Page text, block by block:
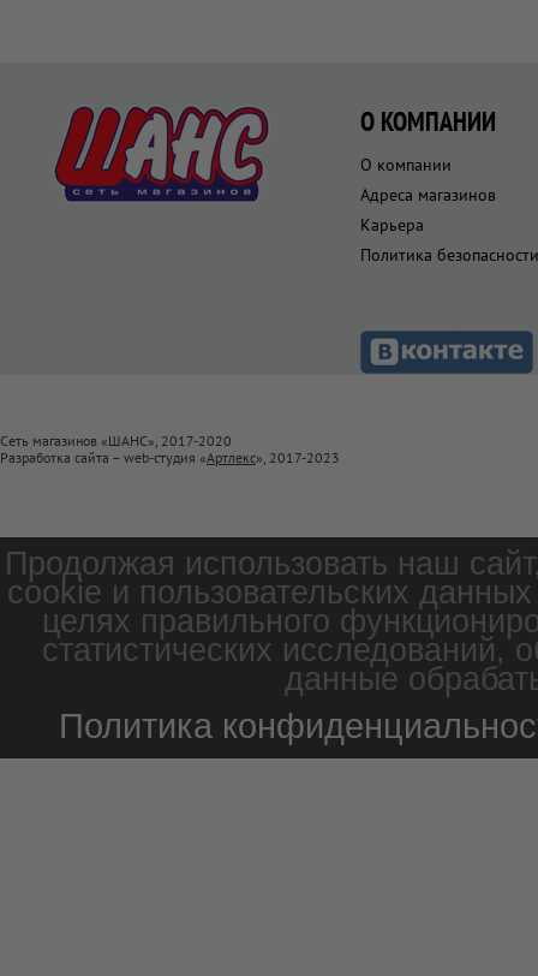
О КОМПАНИИ
О компании
Адреса магазинов
Карьера
Политика безопасности
Сеть магазинов «ШАНС», 2017-2020
Разработка сайта – web-студия «Артлекс», 2017-2023
Продолжая использовать наш
cookie и пользовательских
целях правильного
статистических
данные
Политика